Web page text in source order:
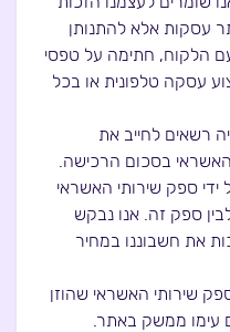
עסקות אלא להתנותן
הלקוח, חתימה על טפסי
עסקה טלפונית או בכל
רשאים לחייב את
בסכום הרכישה.
ידי ספק שירותי האשראי
ספק זה. אנו נבקש
את חשבוננו במחיר
שירותי האשראי שהוזן
עימו ממשק באתר.